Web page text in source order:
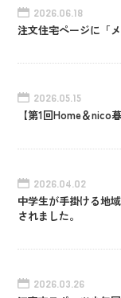
2026.06.18
注文住宅ページに「
2026.05.15
【第1回Home＆nico
2026.04.02
中学生が手掛ける地
されました。
2026.03.26